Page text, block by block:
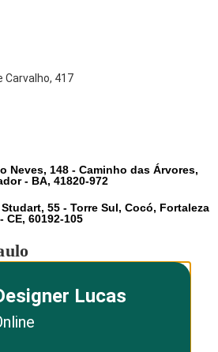
Carvalho, 417
Neves, 148 - Caminho das Árvores,
- BA, 41820-972
55 - Torre Sul, Cocó, Fortaleza
- CE, 60192-105
- Brooklin - São Paulo - SP -
Lucas